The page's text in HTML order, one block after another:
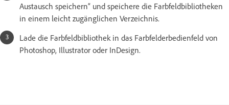
Austausch speichern“ und speichere die Farbfeldbibliotheken
in einem leicht zugänglichen Verzeichnis.
Lade die Farbfeldbibliothek in das Farbfelderbedienfeld von
Photoshop, Illustrator oder InDesign.